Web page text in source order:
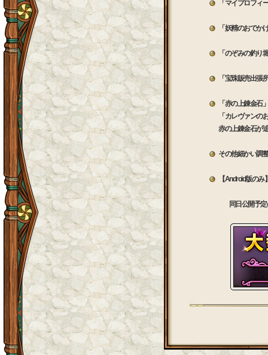
「マイプロフィ
「妖精のおでか
「のぞみの釣り
「宝珠販売出張
「赤の上錬金石
「カレヴァンの
赤の上錬金石が
その他細かい調
【Android版の
同日公開予